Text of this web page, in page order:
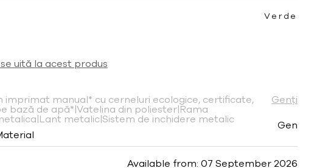
Verde
uită la acest produs
imprimat manual* cu cerneluri ecologice, certificate,
bază de apă*|Vatelina din poliester|Rama
metalic|Sistem de inchidere metalic
Genți
Gen
Available from: 07 September 2026